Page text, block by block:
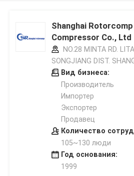
Shanghai
Compressor Co., Ltd
NO.28 MINTA RD.
SONGJIANG DIST.
Вид бизнеса:
Производитель
Импортер
Экспортер
Продавец
Количество
105~130 люди
Год основания:
1999